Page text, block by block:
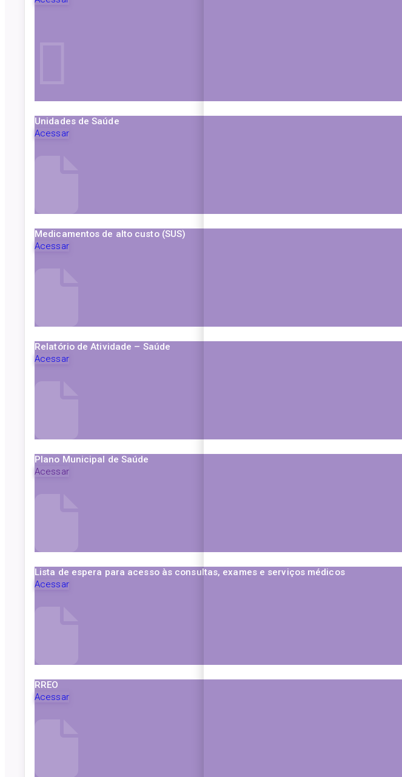
Unidades de Saúde
Acessar
Medicamentos de alto custo (SUS)
Acessar
Relatório de Atividade – Saúde
Acessar
Plano Municipal de Saúde
Acessar
Lista de espera para acesso às consultas, exames e serviços médicos
Acessar
RREO
Acessar